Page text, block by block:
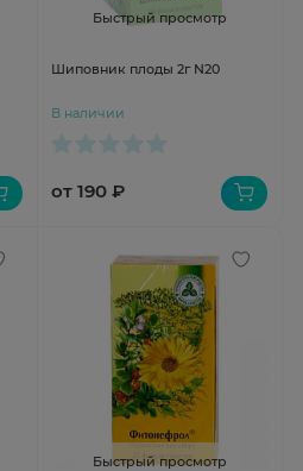
Быстрый просмотр
Шиповник плоды 2г N20
В наличии
от 190 ₽
Быстрый просмотр